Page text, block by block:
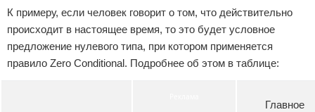
К примеру, если человек говорит о том, что действительно
происходит в настоящее время, то это будет условное
предложение нулевого типа, при котором применяется
правило Zero Conditional. Подробнее об этом в таблице:
Главное